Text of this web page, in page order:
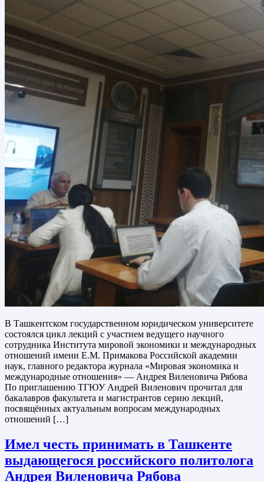
В Ташкентском государственном юридическом университете
состоялся цикл лекций с участием ведущего научного
сотрудника Института мировой экономики и международных
отношений имени Е.М. Примакова Российской академии
наук, главного редактора журнала «Мировая экономика и
международные отношения» — Андрея Виленовича Рябова
По приглашению ТГЮУ Андрей Виленович прочитал для
бакалавров факультета и магистрантов серию лекций,
посвящённых актуальным вопросам международных
отношений […]
Имел честь принимать в Ташкенте
выдающегося российского политолога
Андрея Виленовича Рябова